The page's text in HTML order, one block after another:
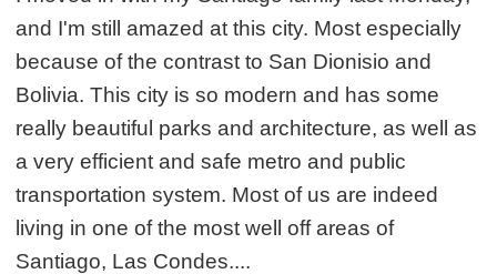
and I'm still amazed at this city. Most especially
because of the contrast to San Dionisio and
Bolivia. This city is so modern and has some
really beautiful parks and architecture, as well as
a very efficient and safe metro and public
transportation system. Most of us are indeed
living in one of the most well off areas of
Santiago, Las Condes....